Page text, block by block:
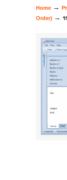
Home →
Order) → ร